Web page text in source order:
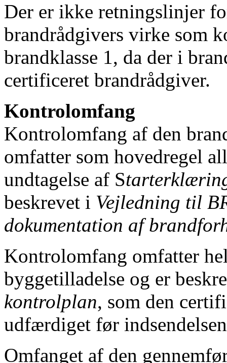
Der er ikke retningslinjer
brandrådgivers virke som
brandklasse 1, da der i
certificeret brandrådgiver.
Kontrolomfang
Kontrolomfang af den
omfatter som hovedregel
undtagelse af S
beskrevet i Vejledning til
dokumentation af
Kontrolomfang omfatter
byggetilladelse og er
kontrolplan, som den
udfærdiget før
Omfanget af den